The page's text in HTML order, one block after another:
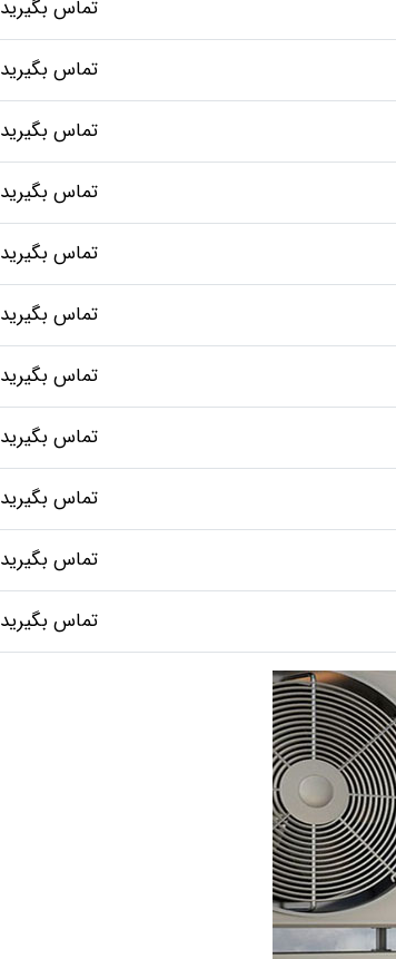
تماس بگیرید
تماس بگیرید
تماس بگیرید
تماس بگیرید
تماس بگیرید
تماس بگیرید
تماس بگیرید
تماس بگیرید
تماس بگیرید
تماس بگیرید
تماس بگیرید